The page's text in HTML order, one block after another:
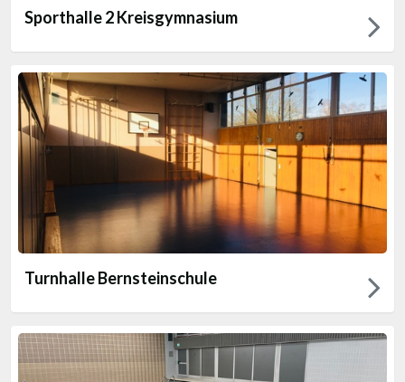
Sporthalle 2 Kreisgymnasium
Turnhalle Bernsteinschule